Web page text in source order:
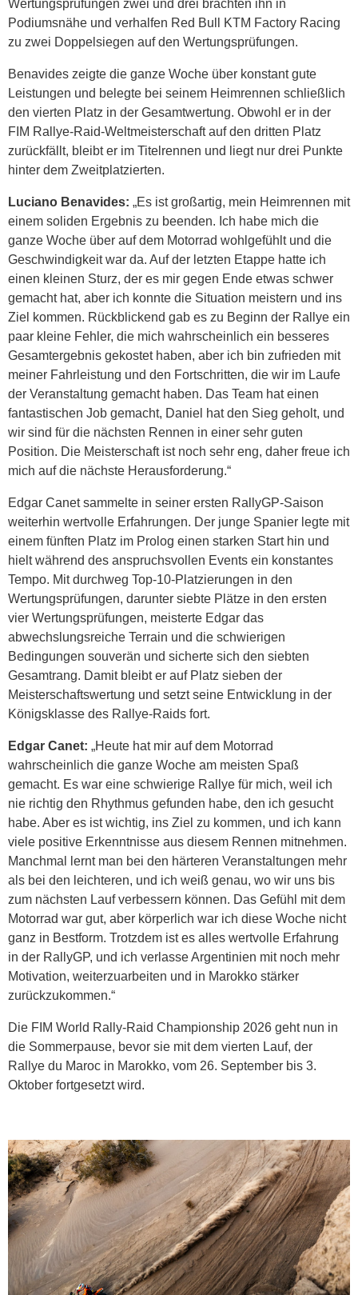
Wertungsprüfungen zwei und drei brachten ihn in
Podiumsnähe und verhalfen Red Bull KTM Factory Racing
zu zwei Doppelsiegen auf den Wertungsprüfungen.
Benavides zeigte die ganze Woche über konstant gute
Leistungen und belegte bei seinem Heimrennen schließlich
den vierten Platz in der Gesamtwertung. Obwohl er in der
FIM Rallye-Raid-Weltmeisterschaft auf den dritten Platz
zurückfällt, bleibt er im Titelrennen und liegt nur drei Punkte
hinter dem Zweitplatzierten.
Luciano Benavides: „Es ist großartig, mein Heimrennen mit
einem soliden Ergebnis zu beenden. Ich habe mich die
ganze Woche über auf dem Motorrad wohlgefühlt und die
Geschwindigkeit war da. Auf der letzten Etappe hatte ich
einen kleinen Sturz, der es mir gegen Ende etwas schwer
gemacht hat, aber ich konnte die Situation meistern und ins
Ziel kommen. Rückblickend gab es zu Beginn der Rallye ein
paar kleine Fehler, die mich wahrscheinlich ein besseres
Gesamtergebnis gekostet haben, aber ich bin zufrieden mit
meiner Fahrleistung und den Fortschritten, die wir im Laufe
der Veranstaltung gemacht haben. Das Team hat einen
fantastischen Job gemacht, Daniel hat den Sieg geholt, und
wir sind für die nächsten Rennen in einer sehr guten
Position. Die Meisterschaft ist noch sehr eng, daher freue ich
mich auf die nächste Herausforderung.“
Edgar Canet sammelte in seiner ersten RallyGP-Saison
weiterhin wertvolle Erfahrungen. Der junge Spanier legte mit
einem fünften Platz im Prolog einen starken Start hin und
hielt während des anspruchsvollen Events ein konstantes
Tempo. Mit durchweg Top-10-Platzierungen in den
Wertungsprüfungen, darunter siebte Plätze in den ersten
vier Wertungsprüfungen, meisterte Edgar das
abwechslungsreiche Terrain und die schwierigen
Bedingungen souverän und sicherte sich den siebten
Gesamtrang. Damit bleibt er auf Platz sieben der
Meisterschaftswertung und setzt seine Entwicklung in der
Königsklasse des Rallye-Raids fort.
Edgar Canet: „Heute hat mir auf dem Motorrad
wahrscheinlich die ganze Woche am meisten Spaß
gemacht. Es war eine schwierige Rallye für mich, weil ich
nie richtig den Rhythmus gefunden habe, den ich gesucht
habe. Aber es ist wichtig, ins Ziel zu kommen, und ich kann
viele positive Erkenntnisse aus diesem Rennen mitnehmen.
Manchmal lernt man bei den härteren Veranstaltungen mehr
als bei den leichteren, und ich weiß genau, wo wir uns bis
zum nächsten Lauf verbessern können. Das Gefühl mit dem
Motorrad war gut, aber körperlich war ich diese Woche nicht
ganz in Bestform. Trotzdem ist es alles wertvolle Erfahrung
in der RallyGP, und ich verlasse Argentinien mit noch mehr
Motivation, weiterzuarbeiten und in Marokko stärker
zurückzukommen.“
Die FIM World Rally-Raid Championship 2026 geht nun in
die Sommerpause, bevor sie mit dem vierten Lauf, der
Rallye du Maroc in Marokko, vom 26. September bis 3.
Oktober fortgesetzt wird.